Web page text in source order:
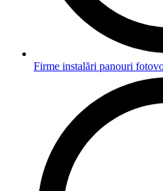
Firme instalări panouri